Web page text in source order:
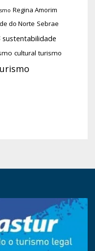
Regina Amorim
do Norte Sebrae
sustentabilidade
cultural turismo